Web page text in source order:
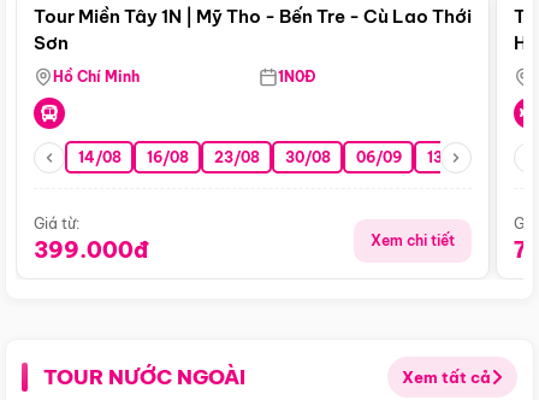
Tour Miền Tây 1N | Mỹ Tho - Bến Tre - Cù Lao Thới
Sơn
Hồ Chí Minh 1N0Đ
14/08 16/08 23/08 30/08 06/09 13/09 20/09
Giá từ:
399.000đ Xem chi tiết
TOUR NƯỚC NGOÀI Xem tất cả
Điểm nổi bật